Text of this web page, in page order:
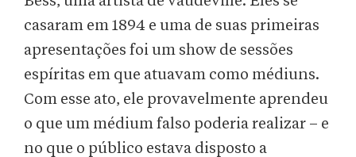
casaram em 1894 e uma de suas primeiras
apresentações foi um show de sessões
espíritas em que atuavam como médiuns.
Com esse ato, ele provavelmente aprendeu
o que um médium falso poderia realizar – e
no que o público estava disposto a